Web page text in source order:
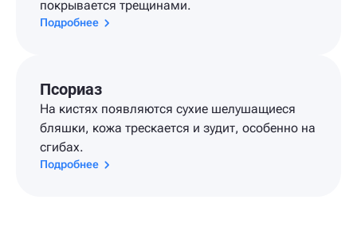
покрывается трещинами.
Подробнее
Псориаз
На кистях появляются сухие шелушащиеся
бляшки, кожа трескается и зудит, особенно на
сгибах.
Подробнее